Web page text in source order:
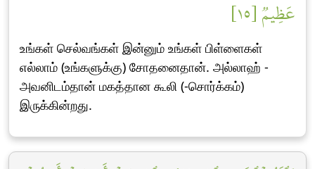
عَظِيمٞ [١٥]
உங்கள் செல்வங்கள் இன்னும் உங்கள் பிள்ளைகள்
எல்லாம் (உங்களுக்கு) சோதனைதான். அல்லாஹ் -
அவனிடம்தான் மகத்தான கூலி (-சொர்க்கம்)
இருக்கின்றது.